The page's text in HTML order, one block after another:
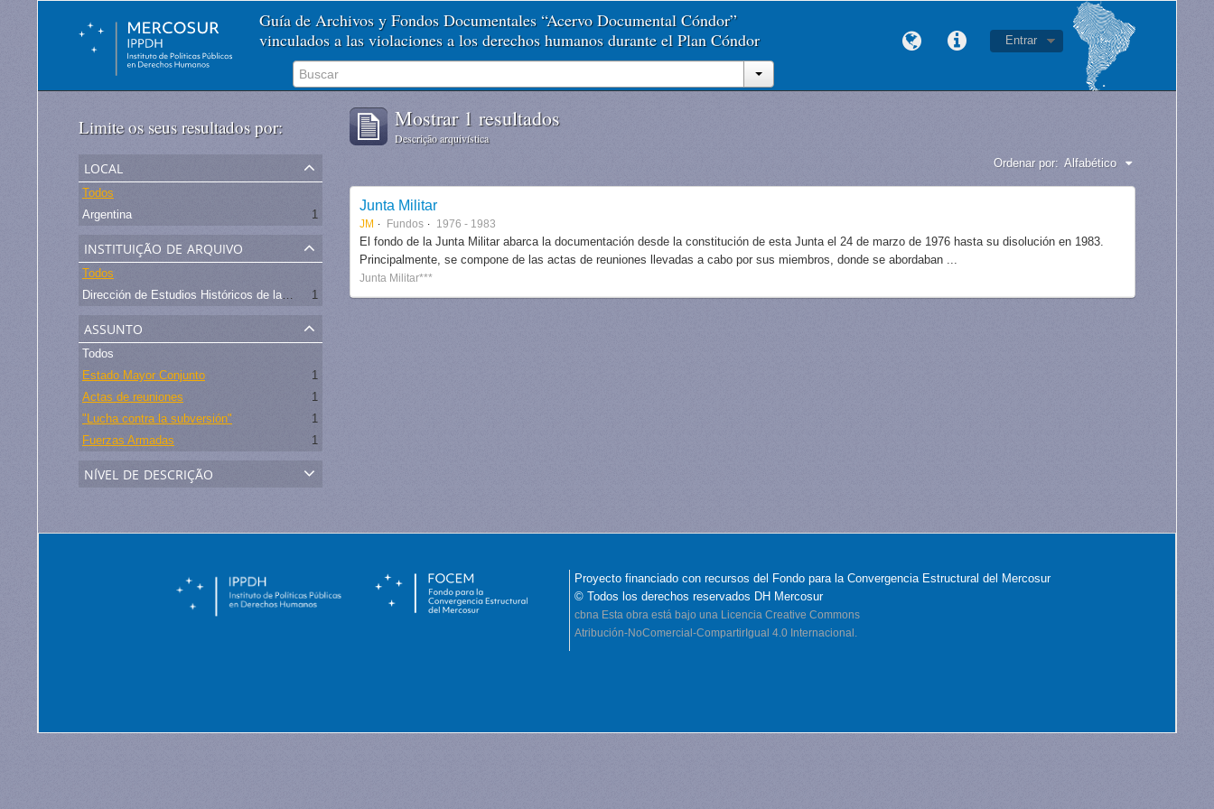
Guía de Archivos y Fondos Documentales “Acervo Documental Cóndor”
vinculados a las violaciones a los derechos humanos durante el Plan Cóndor
Entrar
Limite os seus resultados por:
local
Todos
Argentina
1
instituição de arquivo
Todos
Dirección de Estudios Históricos de la Fuerza Aérea
1
assunto
Todos
Estado Mayor Conjunto
1
Actas de reuniones
1
"Lucha contra la subversión"
1
Fuerzas Armadas
1
nível de descrição
Mostrar 1 resultados
Descrição arquivística
Ordenar por: Alfabético
Junta Militar
JM Fundos 1976 - 1983
El fondo de la Junta Militar abarca la documentación desde la constitución de esta Junta el 24 de marzo de 1976 hasta su disolución en 1983.
Principalmente, se compone de las actas de reuniones llevadas a cabo por sus miembros, donde se abordaban ...
Junta Militar***
Proyecto financiado con recursos del Fondo para la Convergencia Estructural del Mercosur
© Todos los derechos reservados DH Mercosur
cbna Esta obra está bajo una Licencia Creative Commons
Atribución-NoComercial-CompartirIgual 4.0 Internacional.